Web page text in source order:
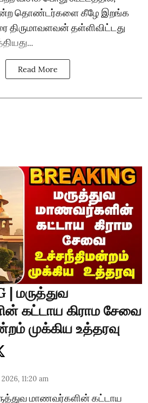
தொண்டர்களை கீழே இறங்க
திருமாவளவன் தள்ளிவிட்டது
Read More
| மருத்துவ
கட்டாய கிராம சேவை
முக்கிய உத்தரவு
11:20 am
மாணவர்களின் கட்டாய